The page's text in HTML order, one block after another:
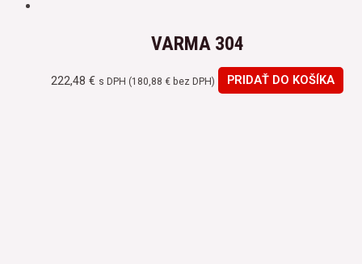
VARMA 304
222,48€ s DPH (180,88€ bez DPH) PRIDAŤ DO KOŠÍKA